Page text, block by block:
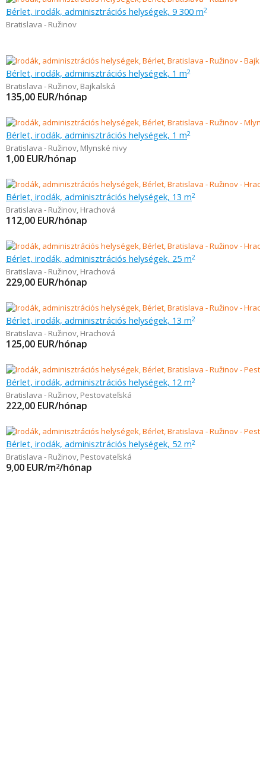
Bérlet, irodák, adminisztrációs helységek, 9 300 m2
Bratislava - Ružinov
Bérlet, irodák, adminisztrációs helységek, 1 m2
Bratislava - Ružinov, Bajkalská
135,00 EUR/hónap
Bérlet, irodák, adminisztrációs helységek, 1 m2
Bratislava - Ružinov, Mlynské nivy
1,00 EUR/hónap
Bérlet, irodák, adminisztrációs helységek, 13 m2
Bratislava - Ružinov, Hrachová
112,00 EUR/hónap
Bérlet, irodák, adminisztrációs helységek, 25 m2
Bratislava - Ružinov, Hrachová
229,00 EUR/hónap
Bérlet, irodák, adminisztrációs helységek, 13 m2
Bratislava - Ružinov, Hrachová
125,00 EUR/hónap
Bérlet, irodák, adminisztrációs helységek, 12 m2
Bratislava - Ružinov, Pestovateľská
222,00 EUR/hónap
Bérlet, irodák, adminisztrációs helységek, 52 m2
Bratislava - Ružinov, Pestovateľská
9,00 EUR/m2/hónap